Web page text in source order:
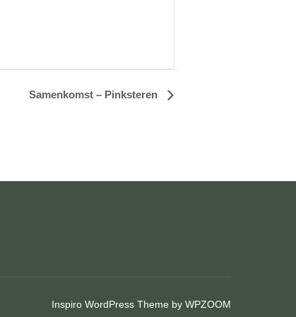
Samenkomst – Pinksteren
Inspiro WordPress Theme by WPZOOM